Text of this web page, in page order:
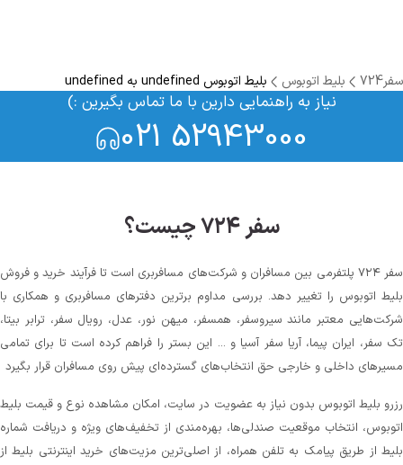
سفر724 بلیط اتوبوس بلیط اتوبوس undefined به undefined
نیاز به راهنمایی دارین با ما تماس بگیرین :)
021 52943000
سفر ۷۲۴ چیست؟
سفر ۷۲۴ پلتفرمی بین مسافران و شرکت‌های مسافربری است تا فرآیند خرید و فروش
بلیط اتوبوس را تغییر دهد. بررسی مداوم برترین دفترهای مسافربری و همکاری با
شرکت‌هایی معتبر مانند سیروسفر، همسفر، میهن‌ نور، عدل، رویال سفر، ترابر بیتا،
تک سفر، ایران پیما، آریا سفر آسیا و ... این بستر را فراهم کرده است تا برای تمامی
مسیرهای داخلی و خارجی حق انتخاب‌های گسترده‌ای پیش روی مسافران قرار بگیرد
رزرو بلیط اتوبوس بدون نیاز به عضویت در سایت، امکان مشاهده نوع و قیمت بلیط
اتوبوس، انتخاب موقعیت صندلی‌ها، بهره‌مندی از تخفیف‌های ویژه و دریافت شماره‌
بلیط از طریق پیامک به تلفن همراه، از اصلی‌ترین مزیت‌های خرید اینترنتی بلیط از